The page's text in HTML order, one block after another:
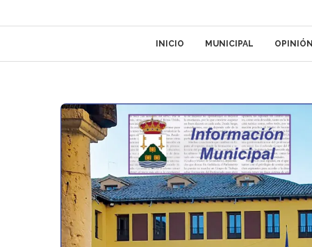
INICIO MUNICIPAL OPINIÓN